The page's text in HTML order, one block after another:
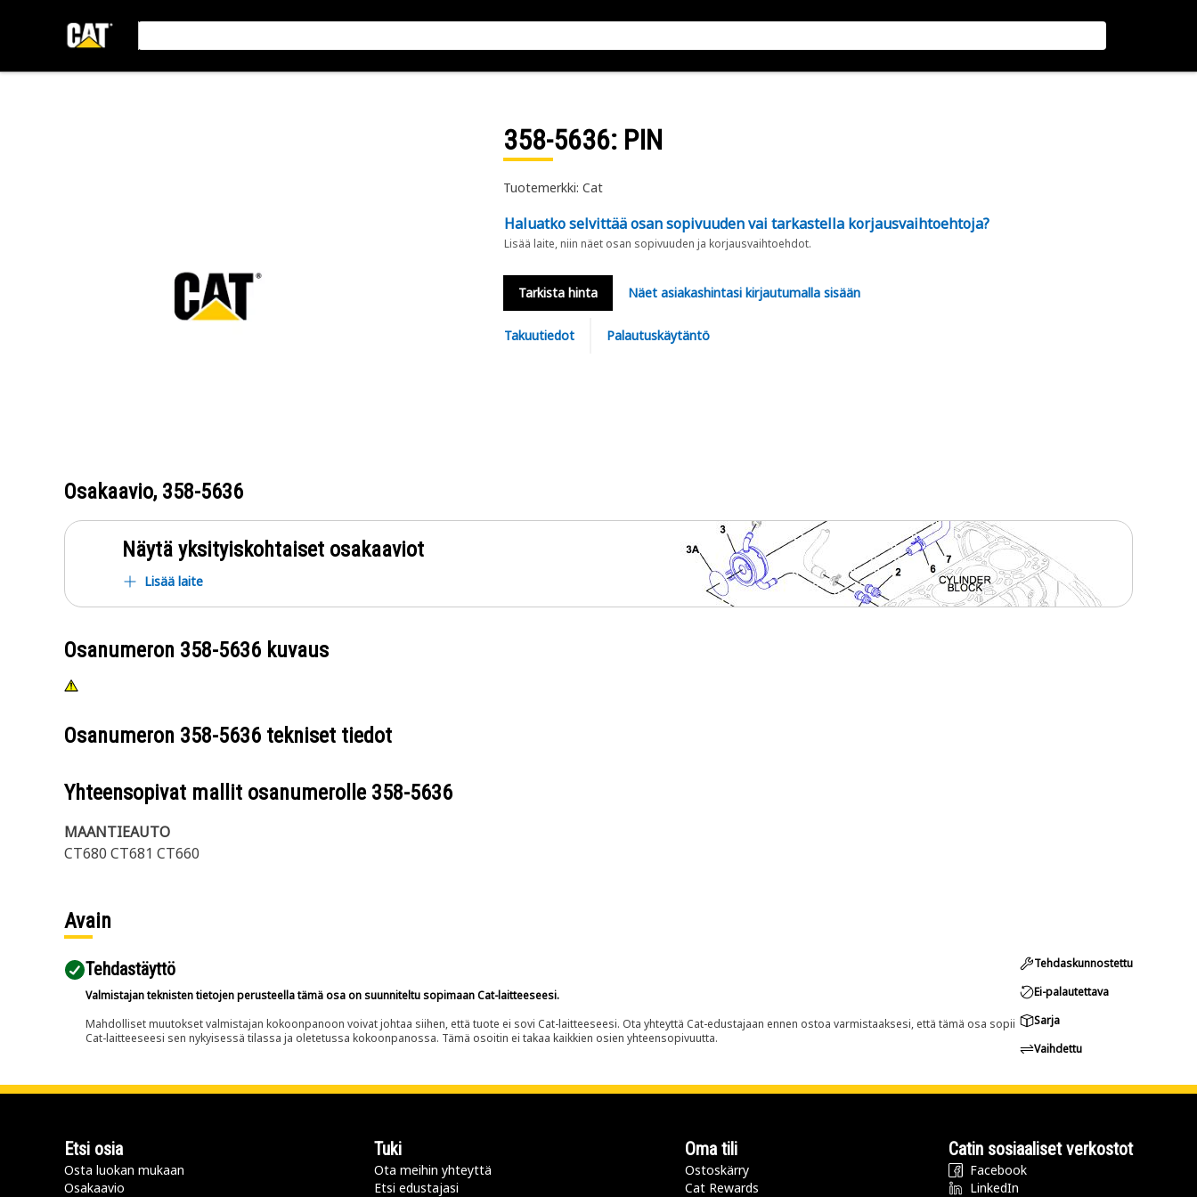
358-5636: PIN
Tuotemerkki: Cat
Haluatko selvittää osan sopivuuden vai tarkastella korjausvaihtoehtoja?
Lisää laite, niin näet osan sopivuuden ja korjausvaihtoehdot.
Tarkista hinta Näet asiakashintasi kirjautumalla sisään
Takuutiedot Palautuskäytäntö
Osakaavio, 358-5636
Näytä yksityiskohtaiset osakaaviot
Lisää laite
Osanumeron 358-5636 kuvaus
Osanumeron 358-5636 tekniset tiedot
Yhteensopivat mallit osanumerolle 358-5636
MAANTIEAUTO
CT680 CT681 CT660
Avain
Tehdastäyttö
Valmistajan teknisten tietojen perusteella tämä osa on suunniteltu sopimaan Cat-laitteeseesi.
Mahdolliset muutokset valmistajan kokoonpanoon voivat johtaa siihen, että tuote ei sovi Cat-laitteeseesi. Ota yhteyttä Cat-edustajaan ennen ostoa varmistaaksesi, että tämä osa sopii
Cat-laitteeseesi sen nykyisessä tilassa ja oletetussa kokoonpanossa. Tämä osoitin ei takaa kaikkien osien yhteensopivuutta.
Tehdaskunnostettu
Ei-palautettava
Sarja
Vaihdettu
Etsi osia
Osta luokan mukaan
Osakaavio
Tuki
Ota meihin yhteyttä
Etsi edustajasi
Oma tili
Ostoskärry
Cat Rewards
Catin sosiaaliset verkostot
Facebook
LinkedIn